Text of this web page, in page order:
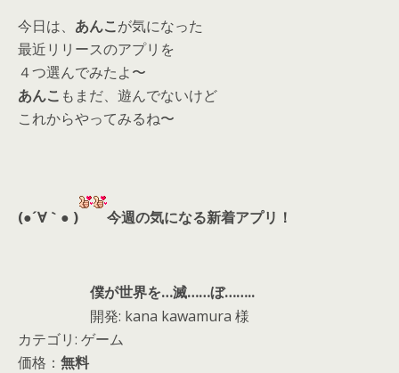
今日は、 あんこが気になった
最近リリースのアプリを
４つ選んでみたよ〜
あんこ もまだ、遊んでないけど
これからやってみるね〜
(●´∀｀● ) 今週の気になる新着アプリ！
僕が世界を…滅……ぼ……..
開発: kana kawamura 様
カテゴリ: ゲーム
価格： 無料